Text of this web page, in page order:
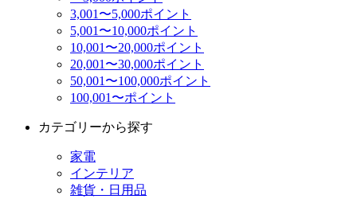
3,001〜5,000ポイント
5,001〜10,000ポイント
10,001〜20,000ポイント
20,001〜30,000ポイント
50,001〜100,000ポイント
100,001〜ポイント
カテゴリーから探す
家電
インテリア
雑貨・日用品